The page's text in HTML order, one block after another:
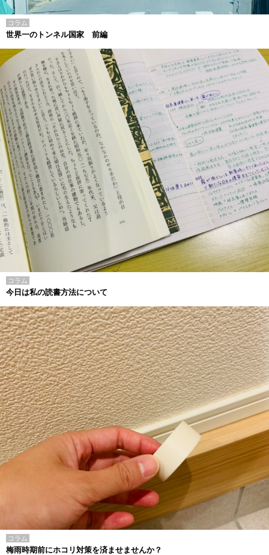
コラム
世界一のトンネル国家 前編
コラム
今日は私の読書方法について
コラム
梅雨時期前にホコリ対策を済ませませんか？